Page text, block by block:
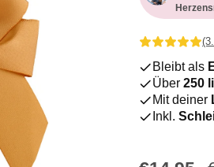
Bleibt als
Über 250
Mit deiner
Inkl.